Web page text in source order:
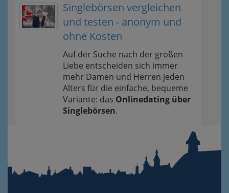
Singlebörsen vergleichen
und testen - anonym und
ohne Kosten
Auf der Suche nach der großen
Liebe entscheiden sich immer
mehr Damen und Herren jeden
Alters für die einfache, bequeme
Variante: das Onlinedating über
Singlebörsen.